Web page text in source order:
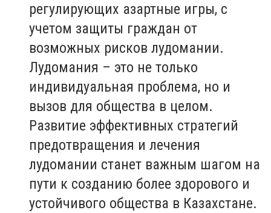
регулирующих азартные игры, с
учетом защиты граждан от
возможных рисков лудомании.
Лудомания – это не только
индивидуальная проблема, но и
вызов для общества в целом.
Развитие эффективных стратегий
предотвращения и лечения
лудомании станет важным шагом на
пути к созданию более здорового и
устойчивого общества в Казахстане.